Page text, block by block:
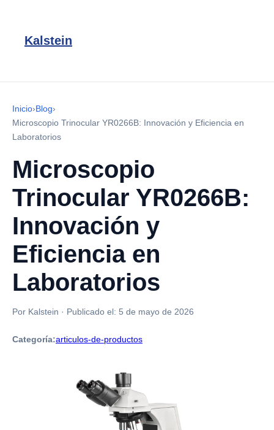
Kalstein
Inicio›Blog›
Microscopio Trinocular YR0266B: Innovación y Eficiencia en
Laboratorios
Microscopio
Trinocular YR0266B:
Innovación y
Eficiencia en
Laboratorios
Por Kalstein · Publicado el: 5 de mayo de 2026
Categoría:articulos-de-productos